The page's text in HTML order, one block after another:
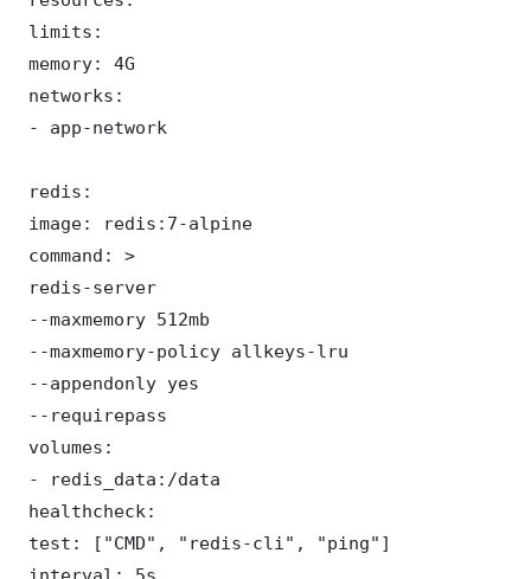
limits:
memory: 4G
networks:
- app-network
redis:
image: redis:7-alpine
command: >
redis-server
--maxmemory 512mb
--maxmemory-policy allkeys-lru
--appendonly yes
--requirepass
volumes:
- redis_data:/data
healthcheck:
test: ["CMD", "redis-cli", "ping"]